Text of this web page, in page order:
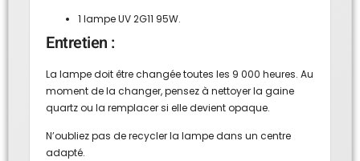
1 lampe UV 2G11 95W.
Entretien :
La lampe doit être changée toutes les 9 000 heures. Au
moment de la changer, pensez à nettoyer la gaine
quartz ou la remplacer si elle devient opaque.
N’oubliez pas de recycler la lampe dans un centre
adapté.